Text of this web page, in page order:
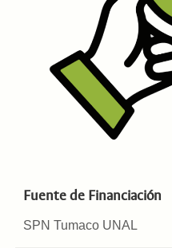
Fuente de Financiación
SPN Tumaco UNAL